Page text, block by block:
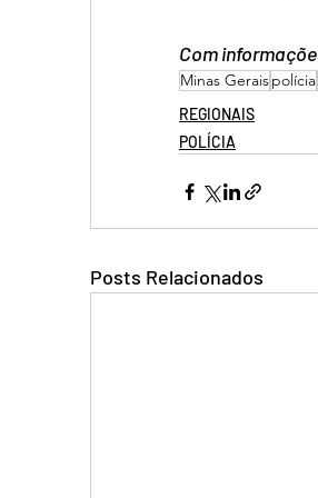
Com
Minas Geraispolícia
REGIONAIS
POLÍCIA
Posts Relacionados